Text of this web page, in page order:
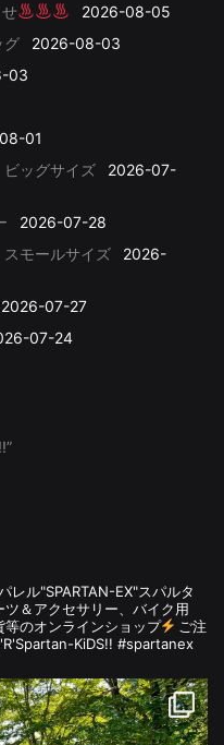
2026-08-05
グ
2026-08-03
03
01
ビッグサイズ
2026-07-
2026-07-28
モールサイズ
2026-
2026-07-27
07-24
レル"SPARTAN-EX"スパルタ
＆アクセサリー、バイク用
のオンラインショップ
ご注
KiDS!! #spartanex